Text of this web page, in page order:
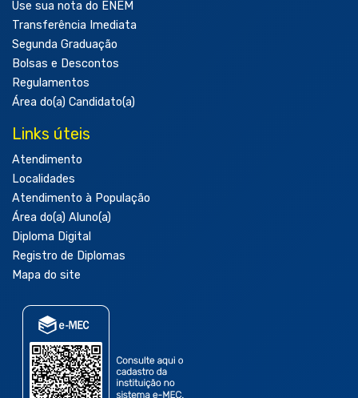
Use sua nota do ENEM
Transferência Imediata
Segunda Graduação
Bolsas e Descontos
Regulamentos
Área do(a) Candidato(a)
Links úteis
Atendimento
Localidades
Atendimento à População
Área do(a) Aluno(a)
Diploma Digital
Registro de Diplomas
Mapa do site